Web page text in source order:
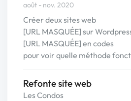
août - nov. 2020
Créer deux sites web
[URL MASQUÉE] sur
[URL MASQUÉE] en codes
pour voir quelle méthode
Refonte site web
Les Condos